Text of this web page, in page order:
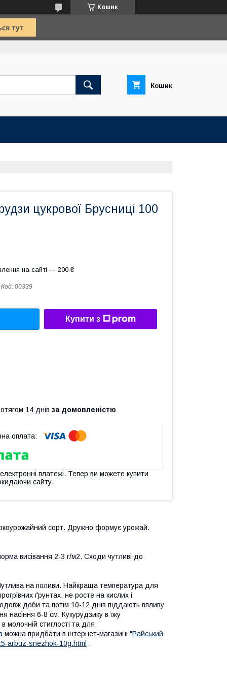
Кошик
Кошик
цукрової Брусниці 100
на сайті — 200 ₴
Код: 00339
Купити з
14 днів за домовленістю
платежі. Тепер ви можете купити
сайту.
сорт. Дружно формує урожай.
висівання 2-3 г/м2. Сходи чутливі до
на поливи. Найкраща температура для
ґрунтах, не росте на кислих і
доби та потім 10-12 днів піддають впливу
насіння 6-8 см. Кукурудзику в їжу
молочній стиглості та для
можна придбати в інтернет-магазині "Райський
arbuz-snezhok-10g.html .